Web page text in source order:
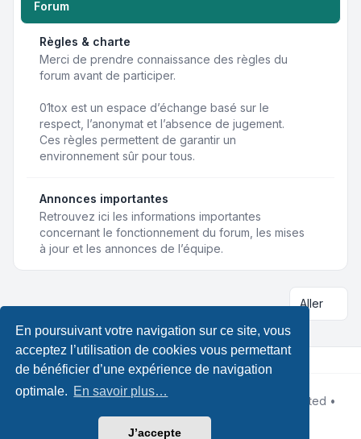
En poursuivant votre navigation sur ce site, vous
acceptez l’utilisation de cookies vous permettant
de bénéficier d’une expérience de navigation
optimale. En savoir plus…
J’accepte
Forum
Règles & charte
Merci de prendre connaissance des règles du
forum avant de participer.
01tox est un espace d’échange basé sur le
respect, l’anonymat et l’absence de jugement.
Ces règles permettent de garantir un
environnement sûr pour tous.
Annonces importantes
Retrouvez ici les informations importantes
concernant le fonctionnement du forum, les mises
à jour et les annonces de l’équipe.
Aller
Développé parphpBB® Forum Software © phpBB Limited •
Leenoz
Traduction française officielle©